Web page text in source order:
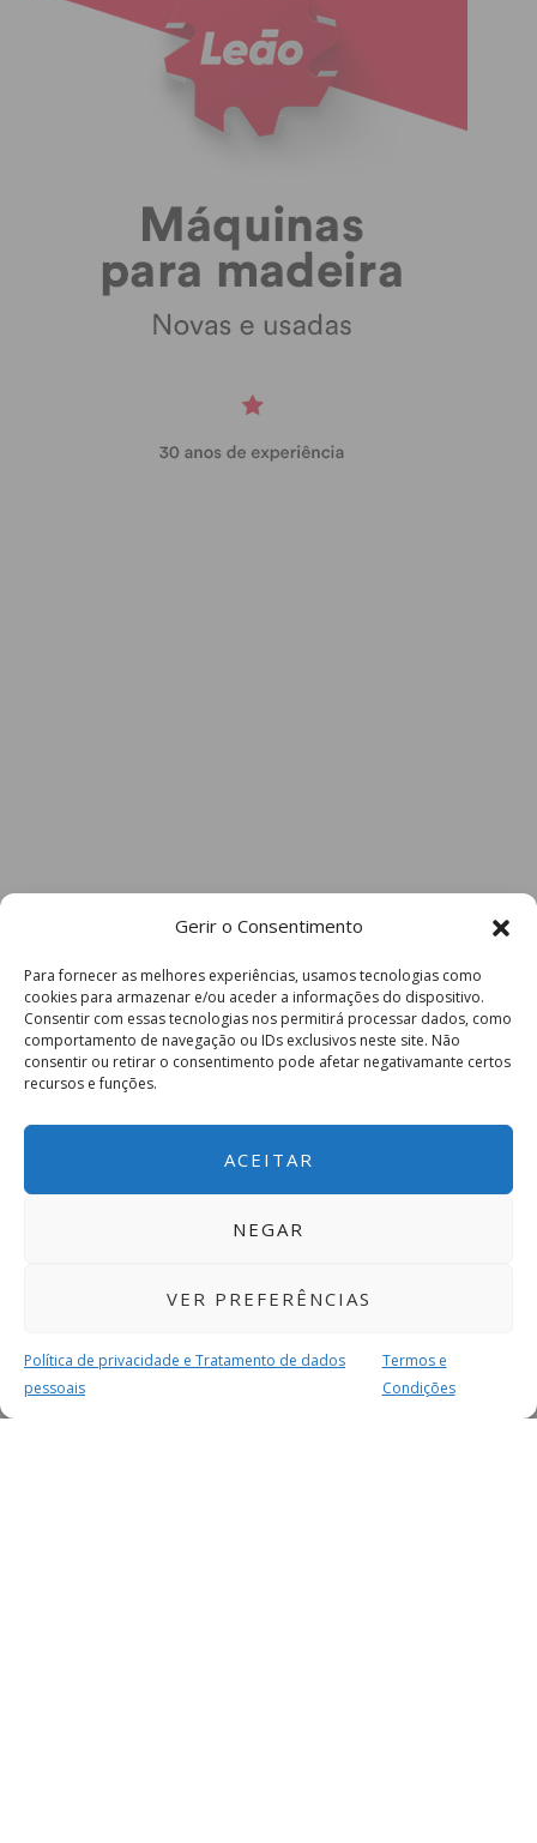
Gerir o Consentimento
Para fornecer as melhores experiências, usamos tecnologias como
cookies para armazenar e/ou aceder a informações do dispositivo.
Consentir com essas tecnologias nos permitirá processar dados, como
comportamento de navegação ou IDs exclusivos neste site. Não
consentir ou retirar o consentimento pode afetar negativamante certos
recursos e funções.
ACEITAR
NEGAR
VER PREFERÊNCIAS
Política de privacidade e Tratamento de dados
pessoais
Termos e
Condições